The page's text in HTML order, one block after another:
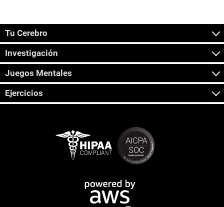
Tu Cerebro
Investigación
Juegos Mentales
Ejercicios